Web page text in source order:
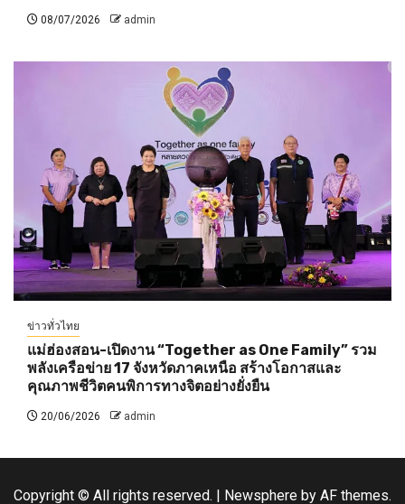
08/07/2026 admin
ข่าวทั่วไทย
แม่ฮ่องสอน-เปิดงาน “Together as One Family” รวม
พลังเครือข่าย 17 จังหวัดภาคเหนือ สร้างโอกาสและ
คุณภาพชีวิตคนพิการทางจิตอย่างยั่งยืน
20/06/2026 admin
Copyright © All rights reserved. | Newsphere by AF themes.